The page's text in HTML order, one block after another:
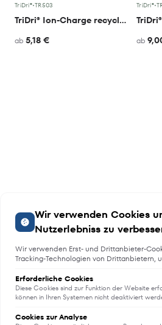
TriDri®•TR503
TriDri® Ion-Charge recycled textured tee
ab 5,18 €
TriDri®•
ab
Wir verwenden Cookies
Nutzerlebniss zu
Wir verwenden Erst- und Drittanbieter-
Tracking-Technologien von Drittanbietern,
Sie anzupassen, Analysen durchzuführen
Werbung über unsere Websites, Apps und
Internet und über Social-Media-
Browsing-Verhalten und zum verwendeten
Erforderliche Cookies
Diese Cookies sind zur Funktion der Website
können in Ihren Systemen nicht deaktiviert
Aktionen gesetzt, die einer Dienstanforderung
Cookies zur Analyse
Angebote,
Erfahren Sie als erstes von